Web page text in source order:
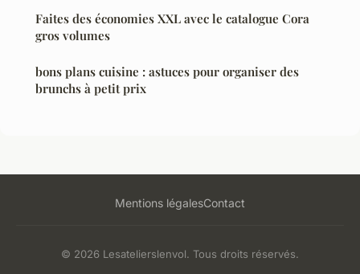
Faites des économies XXL avec le catalogue Cora
gros volumes
bons plans cuisine : astuces pour organiser des
brunchs à petit prix
Mentions légalesContact
© 2026 Lesatelierslenvol. Tous droits réservés.